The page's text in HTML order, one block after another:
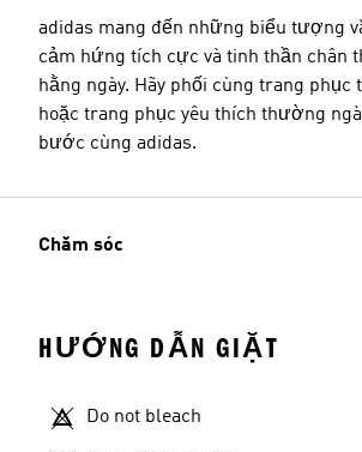
adidas mang đến những biểu tượng
cảm hứng tích cực và tinh thần chân
hằng ngày. Hãy phối cùng trang phục
hoặc trang phục yêu thích thường
bước cùng adidas.
Chăm sóc
HƯỚNG DẪN GIẶT
Do not bleach